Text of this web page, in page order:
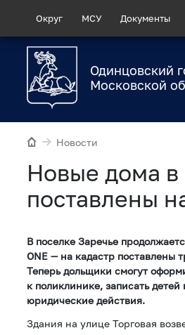
Округ МСУ Документы
Одинцовский
Московской
Новости
Новые дома в
поставлены
В поселке Заречье
ONE — на кадастр поставлены
Теперь дольщики смогут
к поликлинике, записать
юридические действия.
Здания на улице Торговая